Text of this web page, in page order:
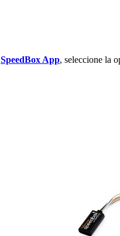
SpeedBox App, seleccione la